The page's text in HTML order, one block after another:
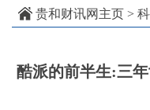
贵和财讯网主页 >
酷派的前半生:三